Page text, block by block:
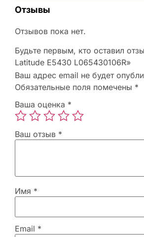
Отзывы
Отзывов пока нет.
Будьте первым, кто оставил
Latitude E5430 L065430106R»
Ваш адрес email не будет
Обязательные поля помечены *
Ваша оценка *
Ваш отзыв *
Имя *
Email *